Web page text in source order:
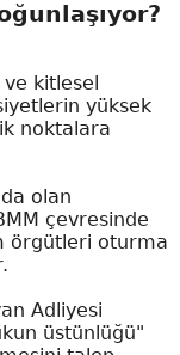
kitlesel
yüksek
noktalara
olan
çevresinde
örgütleri oturma
Adliyesi
üstünlüğü"